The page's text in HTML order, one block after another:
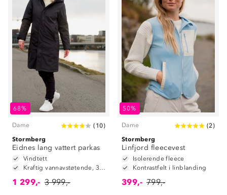
68%
Dame ( 10)
Stormberg
Eidnes lang vattert parkas
Vindtett
Kraftig vannavstøtende, 3.000mm vannsøyle
1 299,- 3 999,-
50%
Dame (2)
Stormberg
Linfjord fleecevest
Isolerende fleece
Kontrastfelt i linblanding
399,- 799,-